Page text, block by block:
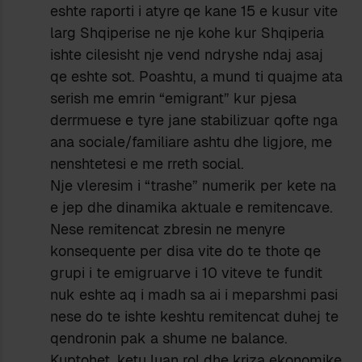
eshte raporti i atyre qe kane 15 e kusur vite
larg Shqiperise ne nje kohe kur Shqiperia
ishte cilesisht nje vend ndryshe ndaj asaj
qe eshte sot. Poashtu, a mund ti quajme ata
serish me emrin “emigrant” kur pjesa
derrmuese e tyre jane stabilizuar qofte nga
ana sociale/familiare ashtu dhe ligjore, me
nenshtetesi e me rreth social.
Nje vleresim i “trashe” numerik per kete na
e jep dhe dinamika aktuale e remitencave.
Nese remitencat zbresin ne menyre
konsequente per disa vite do te thote qe
grupi i te emigruarve i 10 viteve te fundit
nuk eshte aq i madh sa ai i meparshmi pasi
nese do te ishte keshtu remitencat duhej te
qendronin pak a shume ne balance.